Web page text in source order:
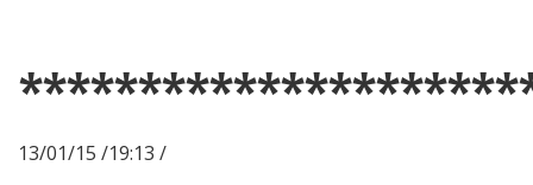
13/01/15 /19:13 /